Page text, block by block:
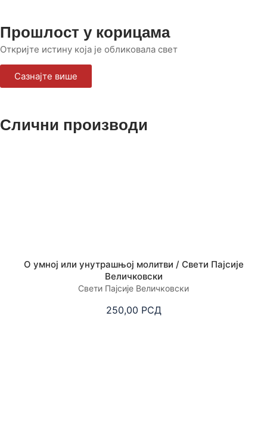
Прошлост у корицама
Откријте истину која је обликовала свет
Сазнајте више
Слични производи
О умној или унутрашњој молитви / Свети Пајсије
Величковски
Свети Пајсије Величковски
250,00 РСД